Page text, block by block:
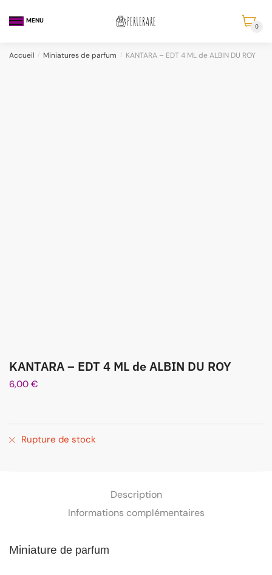
MENU
0
Accueil / Miniatures de parfum / KANTARA – EDT 4 ML de ALBIN DU ROY
KANTARA – EDT 4 ML de ALBIN DU ROY
6,00 €
Rupture de stock
Description
Informations complémentaires
Miniature de parfum